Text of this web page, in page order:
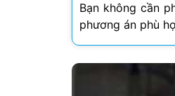
Bạn không cần
phương án phù